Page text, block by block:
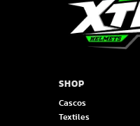
SHOP
Cascos
Textiles